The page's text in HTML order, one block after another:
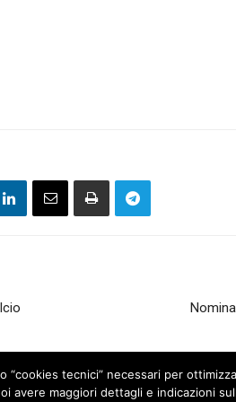
tecnici” necessari per
avere maggiori dettagli e indicazioni